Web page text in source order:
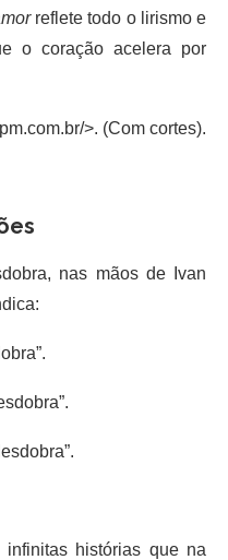
reflete todo o lirismo e
o coração acelera por
>. (Com cortes).
nas mãos de Ivan
histórias que na